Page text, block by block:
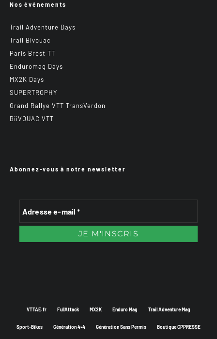
Nos événements
Trail Adventure Days
Trail Bivouac
Paris Brest TT
Enduromag Days
MX2K Days
SUPERTROPHY
Grand Rallye VTT TransVerdon
BiiVOUAC VTT
Abonnez-vous à notre newsletter
VTTAE.fr FullAttack MX2K Enduro Mag Trail Adventure Mag
Sport-Bikes Génération 4×4 Génération Sans Permis Boutique CPPRESSE